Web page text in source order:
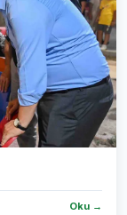
Oku →